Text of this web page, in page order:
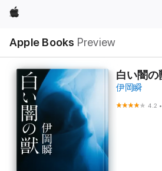
Apple
Apple Books Preview
Nav
Open
Menu
白い闇の
伊岡瞬
4.2 •